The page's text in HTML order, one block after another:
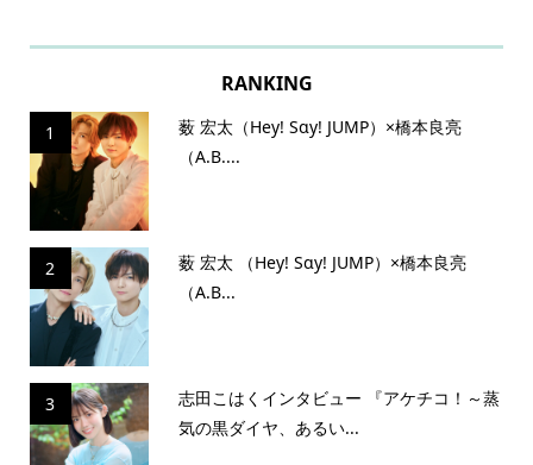
RANKING
1
薮 宏太（Hey! Sɑy! JUMP）×橋本良亮
（A.B....
2
薮 宏太 （Hey! Sɑy! JUMP）×橋本良亮
（A.B...
3
志田こはくインタビュー 『アケチコ！～蒸
気の黒ダイヤ、あるい...